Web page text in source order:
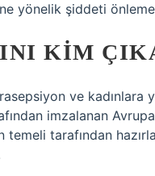
yönelik şiddeti
KIM
ve
imzalanan
tarafından